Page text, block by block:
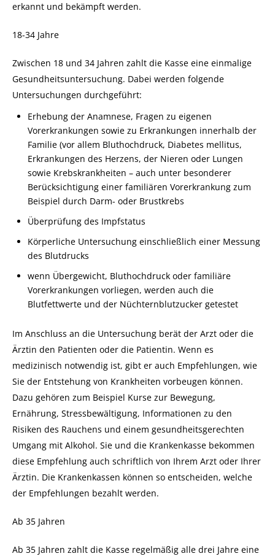
erkannt und bekämpft werden.
18-34 Jahre
Zwischen 18 und 34 Jahren zahlt die Kasse eine einmalige
Gesundheitsuntersuchung. Dabei werden folgende
Untersuchungen durchgeführt:
Erhebung der Anamnese, Fragen zu eigenen
Vorerkrankungen sowie zu Erkrankungen innerhalb der
Familie (vor allem Bluthochdruck, Diabetes mellitus,
Erkrankungen des Herzens, der Nieren oder Lungen
sowie Krebskrankheiten – auch unter besonderer
Berücksichtigung einer familiären Vorerkrankung zum
Beispiel durch Darm- oder Brustkrebs
Überprüfung des Impfstatus
Körperliche Untersuchung einschließlich einer Messung
des Blutdrucks
wenn Übergewicht, Bluthochdruck oder familiäre
Vorerkrankungen vorliegen, werden auch die
Blutfettwerte und der Nüchternblutzucker getestet
Im Anschluss an die Untersuchung berät der Arzt oder die
Ärztin den Patienten oder die Patientin. Wenn es
medizinisch notwendig ist, gibt er auch Empfehlungen, wie
Sie der Entstehung von Krankheiten vorbeugen können.
Dazu gehören zum Beispiel Kurse zur Bewegung,
Ernährung, Stressbewältigung, Informationen zu den
Risiken des Rauchens und einem gesundheitsgerechten
Umgang mit Alkohol. Sie und die Krankenkasse bekommen
diese Empfehlung auch schriftlich von Ihrem Arzt oder Ihrer
Ärztin. Die Krankenkassen können so entscheiden, welche
der Empfehlungen bezahlt werden.
Ab 35 Jahren
Ab 35 Jahren zahlt die Kasse regelmäßig alle drei Jahre eine